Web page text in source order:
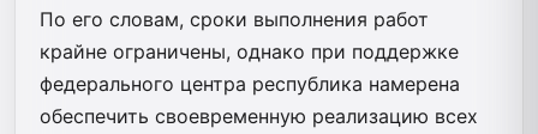
По его словам, сроки выполнения работ
крайне ограничены, однако при поддержке
федерального центра республика намерена
обеспечить своевременную реализацию всех